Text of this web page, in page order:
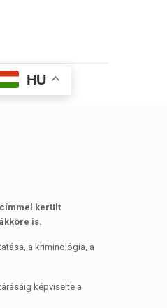
HU
került
is.
a kriminológia, a
képviselte a